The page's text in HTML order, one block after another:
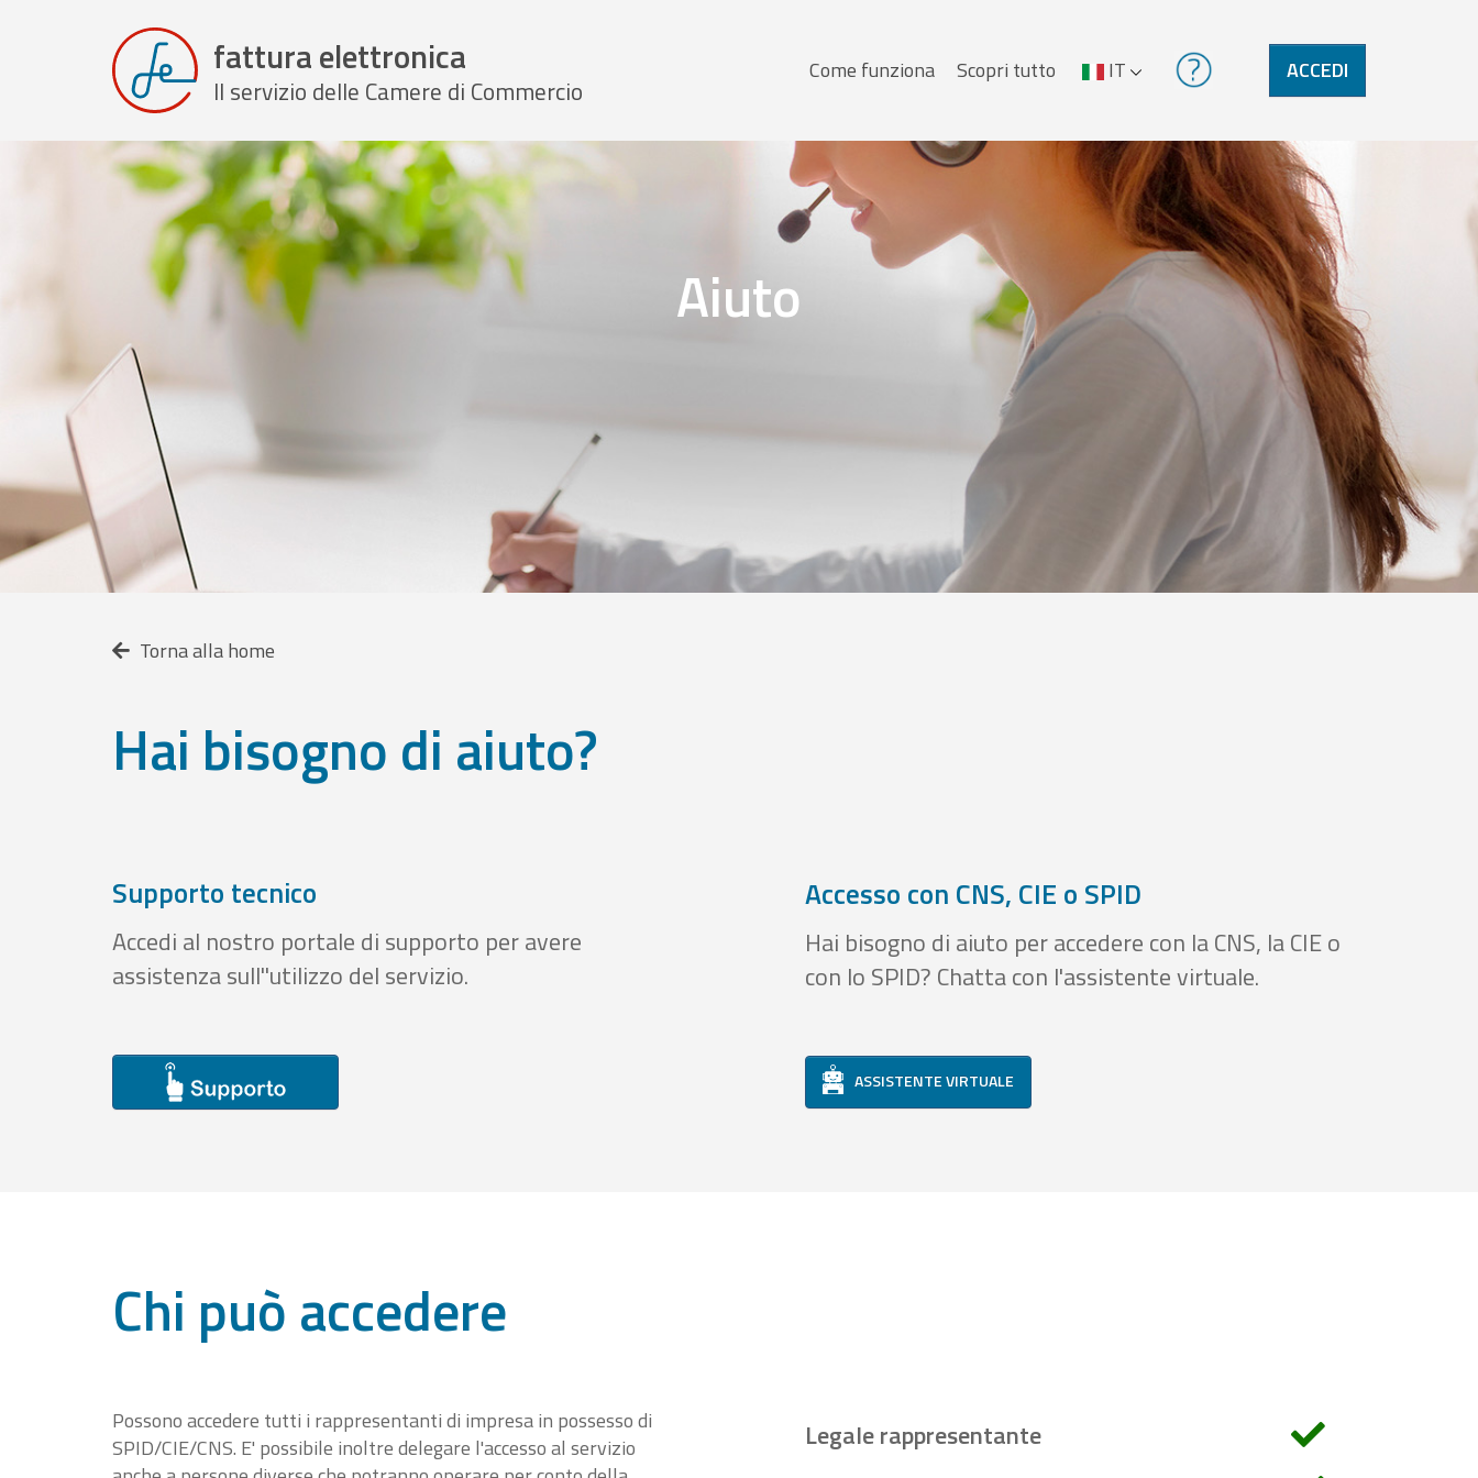
fattura elettronica
Il servizio delle Camere di Commercio Menu
Come funziona Scopri tutto IT ACCEDI
Aiuto
Torna alla home
Hai bisogno di aiuto?
Supporto tecnico
Accedi al nostro portale di supporto per avere
assistenza sull''utilizzo del servizio.
Accesso con CNS, CIE o SPID
Hai bisogno di aiuto per accedere con la CNS, la CIE o
con lo SPID? Chatta con l'assistente virtuale.
ASSISTENTE VIRTUALE
Chi può accedere
Possono accedere tutti i rappresentanti di impresa in possesso di
SPID/CIE/CNS. E' possibile inoltre delegare l'accesso al servizio
Legale rappresentante